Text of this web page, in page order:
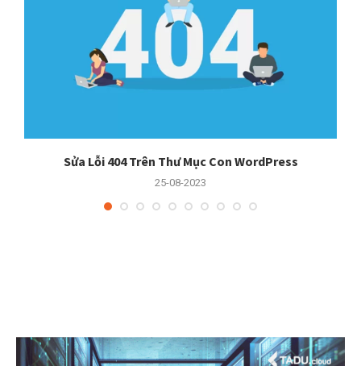
Sửa Lỗi 404 Trên Thư Mục Con WordPress
25-08-2023